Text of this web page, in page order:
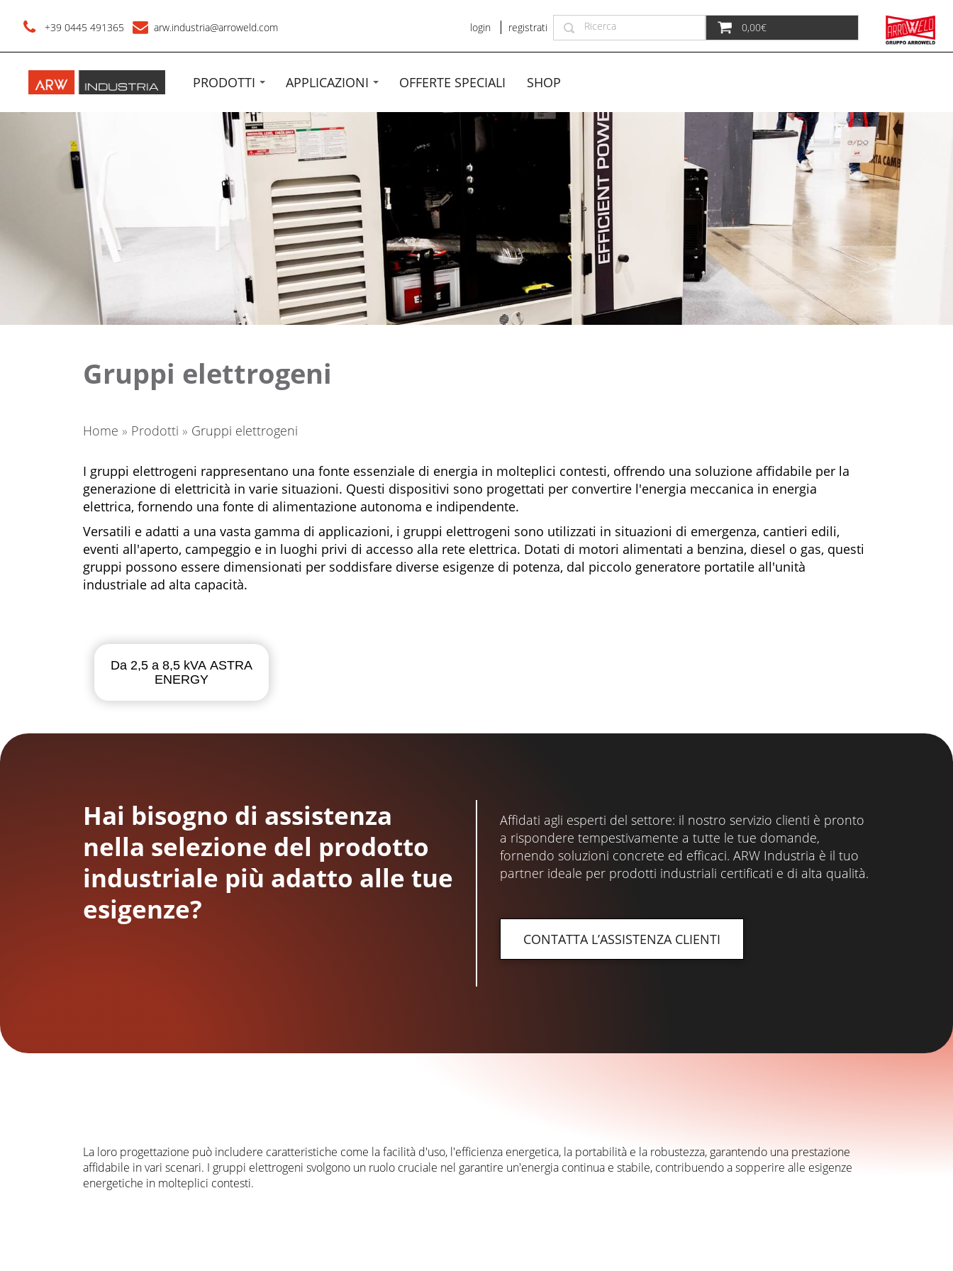
+39 0445 491365 arw.industria@arroweld.com login registrati 0,00€
PRODOTTI APPLICAZIONI OFFERTE SPECIALI SHOP
Gruppi elettrogeni
Home » Prodotti » Gruppi elettrogeni
I gruppi elettrogeni rappresentano una fonte essenziale di energia in molteplici contesti, offrendo una soluzione affidabile per la
generazione di elettricità in varie situazioni. Questi dispositivi sono progettati per convertire l'energia meccanica in energia
elettrica, fornendo una fonte di alimentazione autonoma e indipendente.
Versatili e adatti a una vasta gamma di applicazioni, i gruppi elettrogeni sono utilizzati in situazioni di emergenza, cantieri edili,
eventi all'aperto, campeggio e in luoghi privi di accesso alla rete elettrica. Dotati di motori alimentati a benzina, diesel o gas, questi
gruppi possono essere dimensionati per soddisfare diverse esigenze di potenza, dal piccolo generatore portatile all'unità
industriale ad alta capacità.
Da 2,5 a 8,5 kVA ASTRA
ENERGY
Hai bisogno di assistenza
nella selezione del prodotto
industriale più adatto alle tue
esigenze?
Affidati agli esperti del settore: il nostro servizio clienti è pronto
a rispondere tempestivamente a tutte le tue domande,
fornendo soluzioni concrete ed efficaci. ARW Industria è il tuo
partner ideale per prodotti industriali certificati e di alta qualità.
CONTATTA L’ASSISTENZA CLIENTI
La loro progettazione può includere caratteristiche come la facilità d'uso, l'efficienza energetica, la portabilità e la robustezza, garantendo una prestazione
affidabile in vari scenari. I gruppi elettrogeni svolgono un ruolo cruciale nel garantire un'energia continua e stabile, contribuendo a sopperire alle esigenze
energetiche in molteplici contesti.